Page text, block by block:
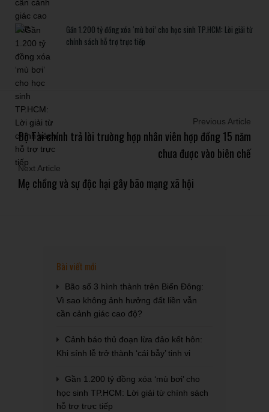
Gần 1.200 tỷ đồng xóa ‘mù bơi’ cho học sinh TP.HCM: Lời giải từ
chính sách hỗ trợ trực tiếp
Previous Article
Bộ Tài chính trả lời trường hợp nhân viên hợp đồng 15 năm
chưa được vào biên chế
Next Article
Mẹ chồng và sự độc hại gây bão mạng xã hội
Bài viết mới
Bão số 3 hình thành trên Biển Đông:
Vì sao không ảnh hưởng đất liền vẫn
cần cảnh giác cao độ?
Cảnh báo thủ đoạn lừa đảo kết hôn:
Khi sính lễ trở thành ‘cái bẫy’ tinh vi
Gần 1.200 tỷ đồng xóa ‘mù bơi’ cho
học sinh TP.HCM: Lời giải từ chính sách
hỗ trợ trực tiếp